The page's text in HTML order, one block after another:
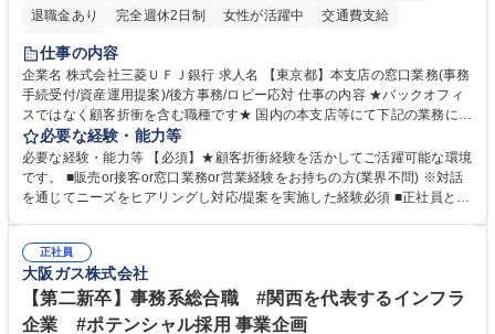
退職金あり
完全週休2日制 女性が活躍中
交通費支給
土日祝休み
仕事の内容
企業名 株式会社三菱ＵＦＪ銀行 求人名 【東京都】本支店の窓口業務(事務
手続受付/資産運用提案)/後方事務/ロビー応対 仕事の内容 ★バックオフィ
スではなく顧客折衝を含む職種です★ 国内の本支店等にて下記の業務に従
事していただきます。 ■窓口/後方/ロビーにて事務手続等の受付・オペレ
ーション、お客様対応 ■窓口にて、ご来店された個人のお客様に対して金
融商品のご提案 ■効率的な事務運用の検討・構築等 ≪業務紹介：ご応募前
に必ずご覧ください≫ ※記事 https://www.mysite.bk.mufg.jp/career/circle/
必要な経験・能力等
必要な経験・能力等 【必須】★顧客折衝経験を活かしてご活躍可能な環境
です。 ■販売or接客or窓口業務or営業経験をお持ちの方(業界不問) ※対話
を通じてニーズをヒアリングし対応/提案を実施した経験必須 ■正社員とし
るので安心して入行いただけます。 幅広いキャリアの選択肢があり、公募
や社内副業等を活用し、 一人ひとりが挑戦できるカルチャーが浸透してい
ます。 学歴・資格 学歴：大学院 大学 高専 短大 専修学校 高校 語学力：
資格：
正社員
大阪ガス株式会社
【第二新卒】事務系総合職 #関西を代表するインフラ
企業 #ポテンシャル採用 事業企画